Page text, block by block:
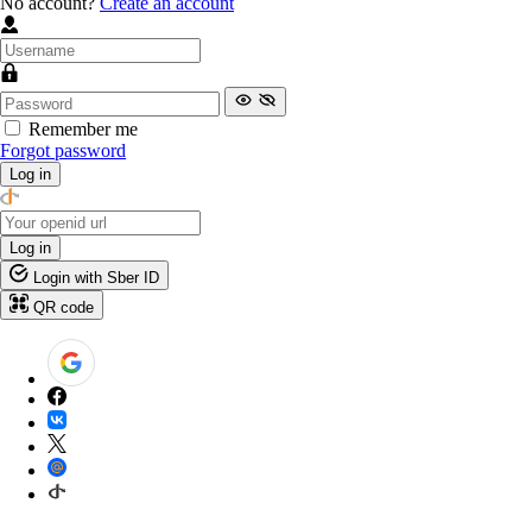
Remember me
Forgot password
Log in
Log in
Login with Sber ID
QR code